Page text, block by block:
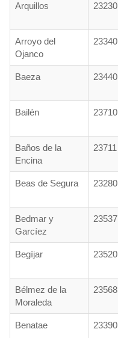
Arquillos 23230
Arroyo del
Ojanco
23340
Baeza 23440
Bailén 23710
Baños de la
Encina
23711
Beas de Segura 23280
Bedmar y
Garcíez
23537
Begíjar 23520
Bélmez de la
Moraleda
23568
Benatae 23390